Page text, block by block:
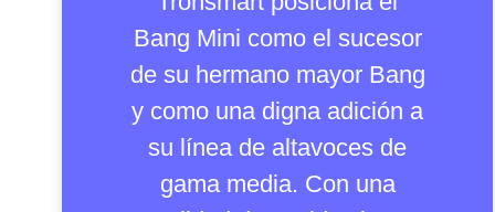
Bang Mini como el sucesor
de su hermano mayor Bang
y como una digna adición a
su línea de altavoces de
gama media. Con una